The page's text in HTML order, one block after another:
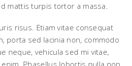
mattis turpis tortor a massa.
risus. Etiam vitae consequat
porta sed lacinia non, commodo
neque, vehicula sed mi vitae,